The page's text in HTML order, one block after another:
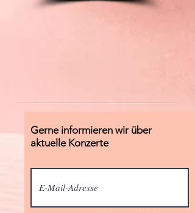
Gerne informieren wir über
aktuelle Konzerte